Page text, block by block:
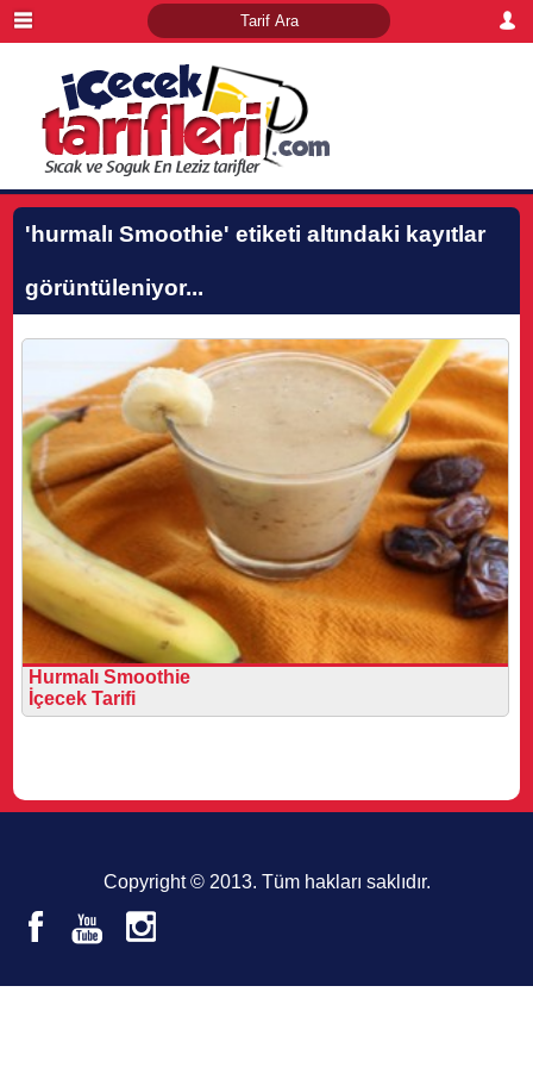
'hurmalı Smoothie' etiketi altındaki kayıtlar
görüntüleniyor...
Hurmalı Smoothie
İçecek Tarifi
Copyright © 2013. Tüm hakları saklıdır.